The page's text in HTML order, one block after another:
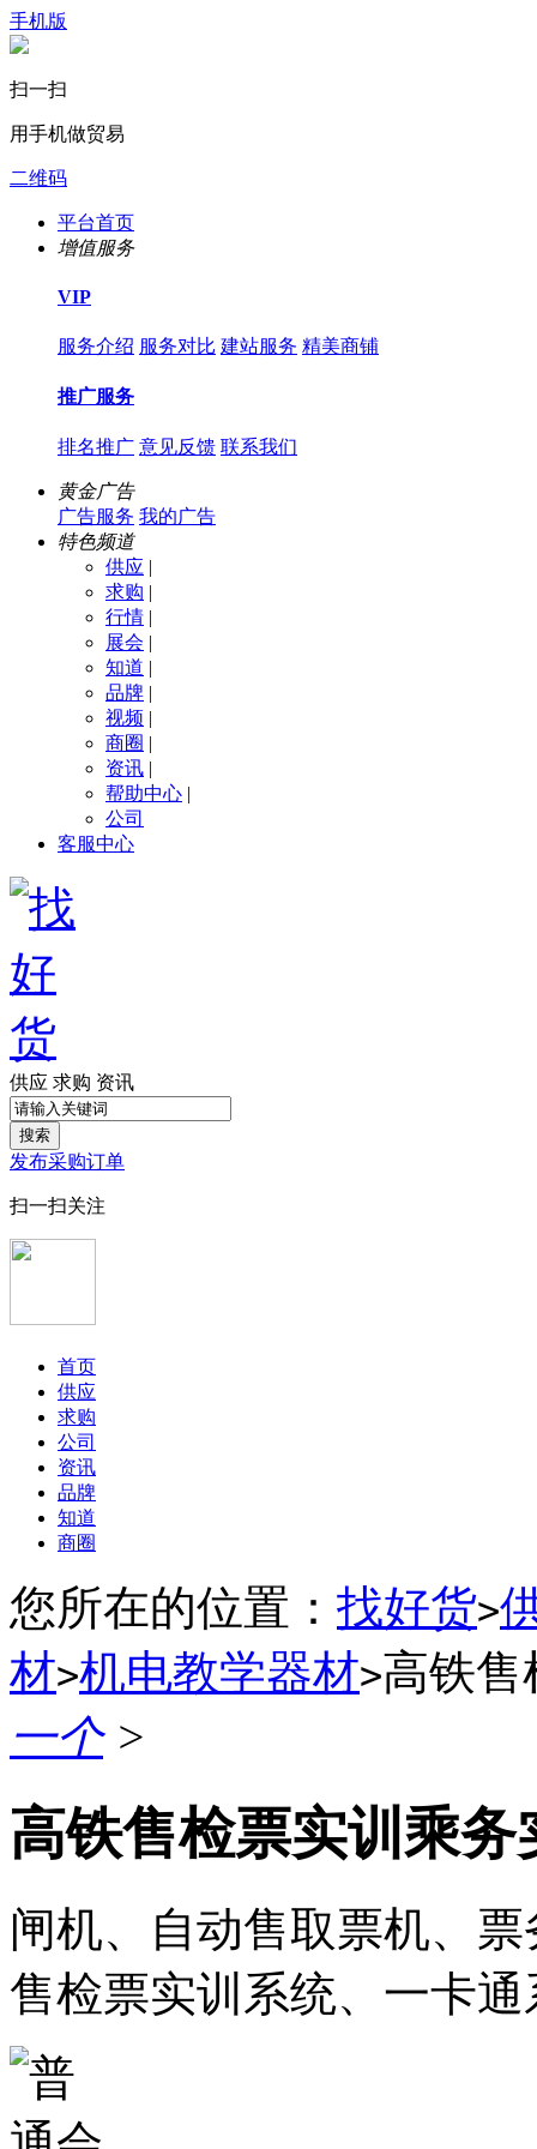
手机版
扫一扫
用手机做贸易
二维码
平台首页
增值服务
VIP
服务介绍 服务对比 建站服务 精美商铺
推广服务
排名推广 意见反馈 联系我们
黄金广告
广告服务 我的广告
特色频道
供应 |
求购 |
行情 |
展会 |
知道 |
品牌 |
视频 |
商圈 |
资讯 |
帮助中心 |
公司
客服中心
供应 求购 资讯
搜索
发布采购订单
扫一扫关注
首页
供应
求购
公司
资讯
品牌
知道
商圈
您所在的位置： 找好货>
材>机电教学器材>高铁售
一个 >
高铁售检票实训乘务
闸机、自动售取票机、
售检票实训系统、一卡通